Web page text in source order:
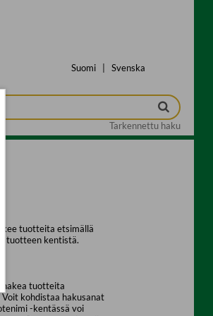
Suomi Svenska
Tarkennettu haku
tuotteita etsimällä
tuotteen kentistä.
hakea tuotteita
kohdistaa hakusanat
-kentässä voi